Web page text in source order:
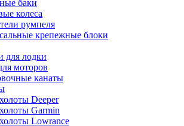
баки
колеса
румпеля
крепежные блоки
для лодки
моторов
канаты
Deeper
Garmin
Lowrance